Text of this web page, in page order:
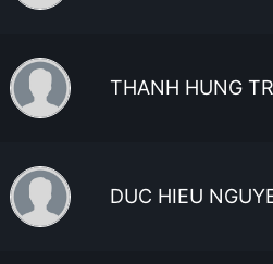
THANH HUNG
DUC HIEU